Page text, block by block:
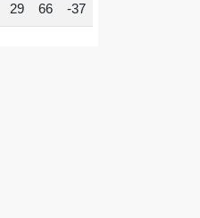
29 66 -37